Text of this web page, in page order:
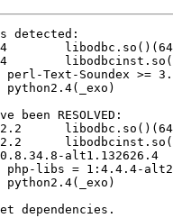
kernel-image-std-smp = 2.6.18-alt4
dependencies.